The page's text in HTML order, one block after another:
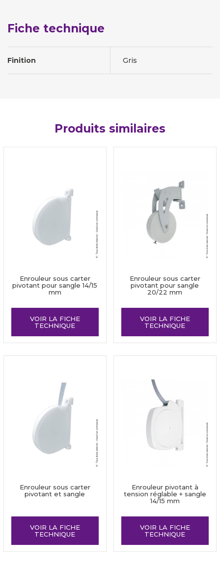
Fiche technique
Finition Gris
Produits similaires
Enrouleur sous carter
pivotant pour sangle 14/15
mm
VOIR LA FICHE
TECHNIQUE
Enrouleur sous carter
pivotant pour sangle
20/22 mm
VOIR LA FICHE
TECHNIQUE
Enrouleur sous carter
pivotant et sangle
VOIR LA FICHE
TECHNIQUE
Enrouleur pivotant à
tension réglable + sangle
14/15 mm
VOIR LA FICHE
TECHNIQUE